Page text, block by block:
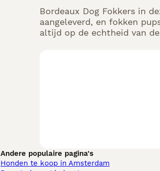
Bordeaux Dog Fokkers in
aangeleverd, en fokken
altijd op de echtheid van
Andere populaire pagina's
Honden te koop in Amsterdam